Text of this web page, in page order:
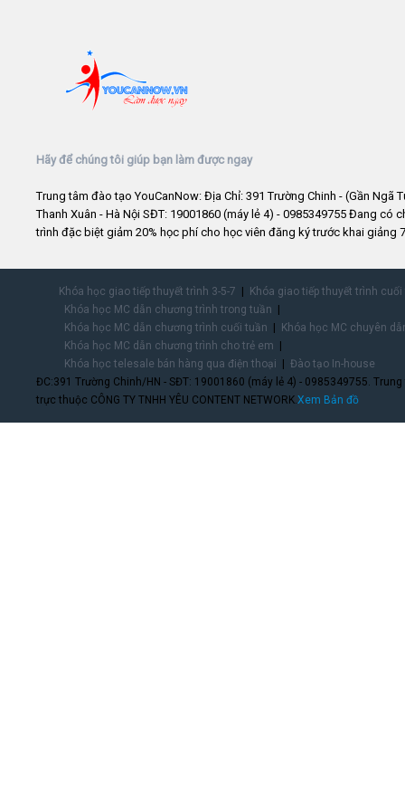
Hãy để chúng tôi giúp bạn làm được ngay
Trung tâm đào tạo YouCanNow: Địa Chỉ: 391 Trường Chinh - (Gần Ngã
Thanh Xuân - Hà Nội SĐT: 19001860 (máy lẻ 4) - 0985349755 Đang có
trình đặc biệt giảm 20% học phí cho học viên đăng ký trước khai giảng
Khóa học giao tiếp thuyết trình 3-5-7
Khóa giao tiếp thuyết trình
Khóa học MC dẫn chương trình trong tuần
Khóa học MC dẫn chương trình cuối tuần
Khóa học MC chuyên
Khóa học MC dẫn chương trình cho trẻ em
Khóa học telesale bán hàng qua điện thoại
Đào tạo In-house
ĐC:391 Trường Chinh/HN - SĐT: 19001860 (máy lẻ 4) - 0985349755.
trực thuộc CÔNG TY TNHH YÊU CONTENT NETWORK.Xem Bản đồ